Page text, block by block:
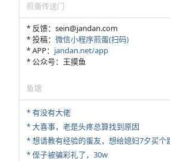
煎蛋传送门
* 反馈：sein@jandan.com
* 投稿： 微信小程序煎蛋(扫码)
* APP： jandan.net/app
* 公众号：王摸鱼
鱼塘
* 有没有大佬
* 大喜事，老是头疼总算找到原因
* 侄子被骗彩礼了，30w